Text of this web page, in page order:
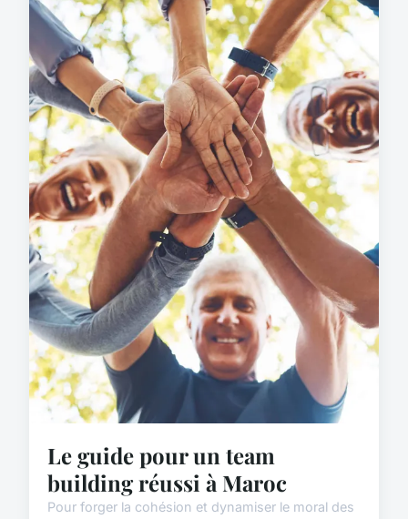
Le guide pour un team
building réussi à Maroc
Pour forger la cohésion et dynamiser le moral des